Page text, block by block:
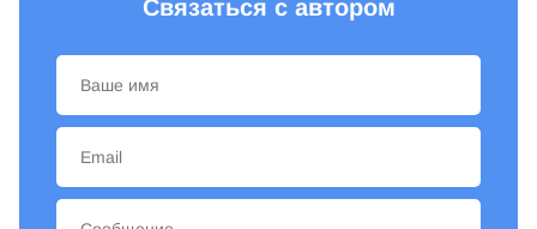
Связаться с автором